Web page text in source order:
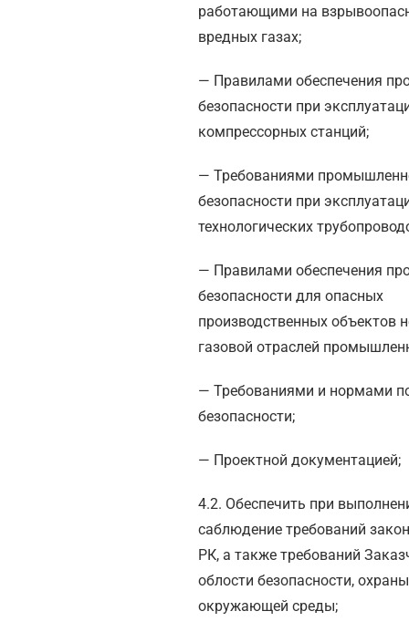
работающими на
вредных газах;
— Правилами обеспечения
безопасности при
компрессорных станций;
— Требованиями
безопасности при
технологических
— Правилами обеспечения
безопасности для опасных
производственных объектов
газовой отраслей
— Требованиями и нормами
безопасности;
— Проектной документацией;
4.2. Обеспечить при
саблюдение требований
РК, а также требований
облости безопасности,
окружающей среды;